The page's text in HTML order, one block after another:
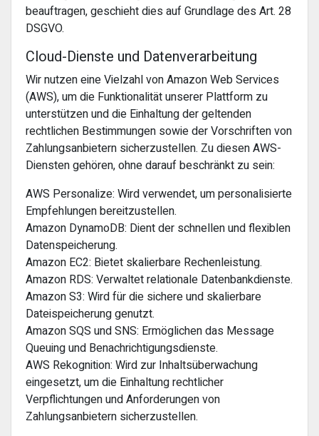
beauftragen, geschieht dies auf Grundlage des Art. 28
DSGVO.
Cloud-Dienste und Datenverarbeitung
Wir nutzen eine Vielzahl von Amazon Web Services
(AWS), um die Funktionalität unserer Plattform zu
unterstützen und die Einhaltung der geltenden
rechtlichen Bestimmungen sowie der Vorschriften von
Zahlungsanbietern sicherzustellen. Zu diesen AWS-
Diensten gehören, ohne darauf beschränkt zu sein:
AWS Personalize: Wird verwendet, um personalisierte
Empfehlungen bereitzustellen.
Amazon DynamoDB: Dient der schnellen und flexiblen
Datenspeicherung.
Amazon EC2: Bietet skalierbare Rechenleistung.
Amazon RDS: Verwaltet relationale Datenbankdienste.
Amazon S3: Wird für die sichere und skalierbare
Dateispeicherung genutzt.
Amazon SQS und SNS: Ermöglichen das Message
Queuing und Benachrichtigungsdienste.
AWS Rekognition: Wird zur Inhaltsüberwachung
eingesetzt, um die Einhaltung rechtlicher
Verpflichtungen und Anforderungen von
Zahlungsanbietern sicherzustellen.